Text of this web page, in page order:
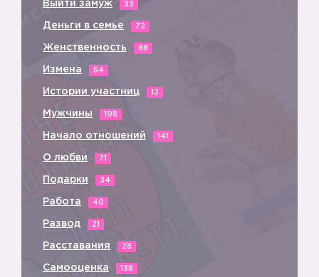
Выйти замуж 33
Деньги в семье 72
Женственность 88
Измена 54
Истории участниц 12
Мужчины 198
Начало отношений 141
О любви 71
Подарки 34
Работа 40
Развод 21
Расставания 28
Самооценка 138